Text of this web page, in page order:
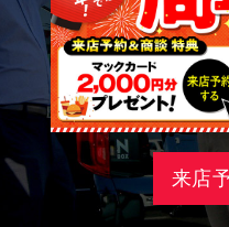
来店